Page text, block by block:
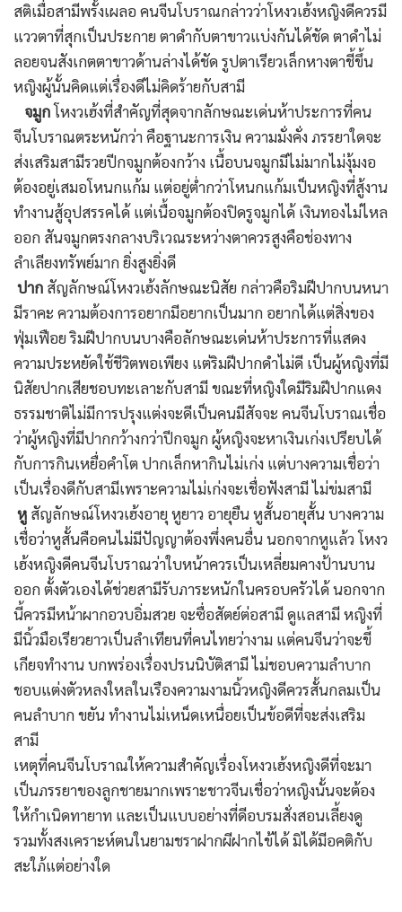
สติเมื่อสามีพรั้งเผลอ คนจีนโบราณกล่าวว่าโหงวเฮ้งหญิงดีควรมี
แววตาที่สุกเป็นประกาย ตาดำกับตาขาวแบ่งกันได้ชัด ตาดำไม่
ลอยจนสังเกตตาขาวด้านล่างได้ชัด รูปตาเรียวเล็กหางตาชี้ขึ้น
หญิงผู้นั้นคิดแต่เรื่องดีไม่คิดร้ายกับสามี
จมูกโหงวเฮ้งที่สำคัญที่สุดจากลักษณะเด่นห้าประการที่คน
จีนโบราณตระหนักว่า คือฐานะการเงิน ความมั่งคั่ง ภรรยาใดจะ
ส่งเสริมสามีรวยปีกจมูกต้องกว้าง เนื้อบนจมูกมีไม่มากไม่งุ้มงอ
ต้องอยู่เสมอโหนกแก้ม แต่อยู่ต่ำกว่าโหนกแก้มเป็นหญิงที่สู้งาน
ทำงานสู้อุปสรรคได้ แต่เนื้อจมูกต้องปิดรูจมูกได้ เงินทองไม่ไหล
ออก สันจมูกตรงกลางบริเวณระหว่างตาควรสูงคือช่องทาง
ลำเลียงทรัพย์มาก ยิ่งสูงยิ่งดี
ปาก สัญลักษณ์โหงวเฮ้งลักษณะนิสัย กล่าวคือริมฝีปากบนหนา
มีราคะ ความต้องการอยากมีอยากเป็นมาก อยากได้แต่สิ่งของ
ฟุ่มเฟือย ริมฝีปากบนบางคือลักษณะเด่นห้าประการที่แสดง
ความประหยัดใช้ชีวิตพอเพียง แต่ริมฝีปากดำไม่ดี เป็นผู้หญิงที่มี
นิสัยปากเสียชอบทะเลาะกับสามี ขณะที่หญิงใดมีริมฝีปากแดง
ธรรมชาติไม่มีการปรุงแต่งจะดีเป็นคนมีสัจจะ คนจีนโบราณเชื่อ
ว่าผู้หญิงที่มีปากกว้างกว่าปีกจมูก ผู้หญิงจะหาเงินเก่งเปรียบได้
กับการกินเหยื่อคำโต ปากเล็กหากินไม่เก่ง แต่บางความเชื่อว่า
เป็นเรื่องดีกับสามีเพราะความไม่เก่งจะเชื่อฟังสามี ไม่ข่มสามี
หู สัญลักษณ์โหงวเฮ้งอายุ หูยาว อายุยืน หูสั้นอายุสั้น บางความ
เชื่อว่าหูสั้นคือคนไม่มีปัญญาต้องพึ่งคนอื่น นอกจากหูแล้ว โหงว
เฮ้งหญิงดีคนจีนโบราณว่าใบหน้าควรเป็นเหลี่ยมคางป้านบาน
ออก ตั้งตัวเองได้ช่วยสามีรับภาระหนักในครอบครัวได้ นอกจาก
นี้ควรมีหน้าผากอวบอิ่มสวย จะซื่อสัตย์ต่อสามี ดูแลสามี หญิงที่
มีนิ้วมือเรียวยาวเป็นลำเทียนที่คนไทยว่างาม แต่คนจีนว่าจะขี้
เกียจทำงาน บกพร่องเรื่องปรนนิบัติสามี ไม่ชอบความลำบาก
ชอบแต่งตัวหลงใหลในเรืองความงามนิ้วหญิงดีควรสั้นกลมเป็น
คนลำบาก ขยัน ทำงานไม่เหน็ดเหนื่อยเป็นข้อดีที่จะส่งเสริม
สามี
เหตุที่คนจีนโบราณให้ความสำคัญเรื่องโหงวเฮ้งหญิงดีที่จะมา
เป็นภรรยาของลูกชายมากเพราะชาวจีนเชื่อว่าหญิงนั้นจะต้อง
ให้กำเนิดทายาท และเป็นแบบอย่างที่ดีอบรมสั่งสอนเลี้ยงดู
รวมทั้งสงเคราะห์ตนในยามชราฝากผีฝากไข้ได้ มิได้มีอคติกับ
สะใภ้แต่อย่างใด